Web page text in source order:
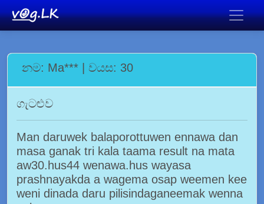
නම: Ma*** | වයස: 30
ගැටළුව
Man daruwek balaporottuwen ennawa dan
masa ganak tri kala taama result na mata
aw30.hus44 wenawa.hus wayasa
prashnayakda a wagema osap weemen kee
weni dinada daru pilisindaganeemak wenna